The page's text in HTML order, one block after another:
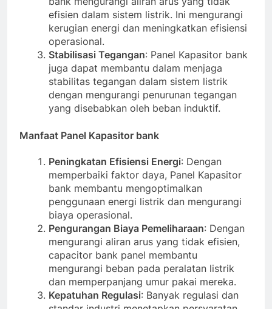
efisien dalam sistem listrik. Ini mengurangi
kerugian energi dan meningkatkan efisiensi
operasional.
Stabilisasi Tegangan: Panel Kapasitor bank
juga dapat membantu dalam menjaga
stabilitas tegangan dalam sistem listrik
dengan mengurangi penurunan tegangan
yang disebabkan oleh beban induktif.
Manfaat Panel Kapasitor bank
Peningkatan Efisiensi Energi: Dengan
memperbaiki faktor daya, Panel Kapasitor
bank membantu mengoptimalkan
penggunaan energi listrik dan mengurangi
biaya operasional.
Pengurangan Biaya Pemeliharaan: Dengan
mengurangi aliran arus yang tidak efisien,
capacitor bank panel membantu
mengurangi beban pada peralatan listrik
dan memperpanjang umur pakai mereka.
Kepatuhan Regulasi: Banyak regulasi dan